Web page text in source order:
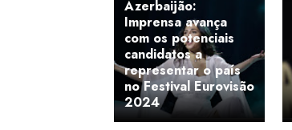
Azerbaijão:
Imprensa avança
com os potenciais
candidatos a
representar o país
no Festival Eurovisão
2024